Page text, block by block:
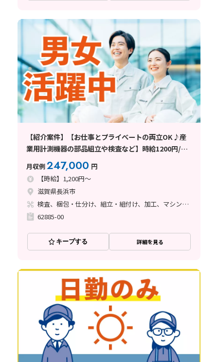
【紹介案件】【お仕事とプライべートの両立OK♪産
業用計測機器の部品組立や検査など】時給1200円/日
勤/滋賀県長浜市/土日祝休み/寮完備/未経験OK/重量
物なし/規則正しい生活で自分の時間も
月収例247,000 円
【時給】1,200円～
滋賀県長浜市
検査、梱包・仕分け、組立・組付け、加工、マシンオペレーター
62885-00
キープする 詳細を見る